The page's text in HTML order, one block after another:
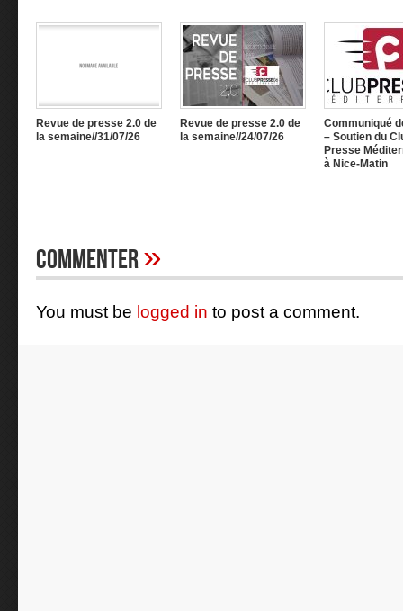
Revue de presse 2.0 de
la semaine//31/07/26
Revue de presse 2.0 de
la semaine//24/07/26
Communiqué
– Soutien du
Presse
à Nice-Matin
Commenter»
You must be logged in to post a comment.